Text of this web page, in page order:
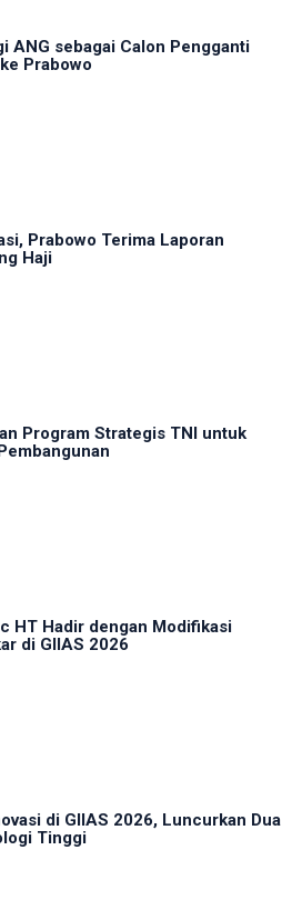
ANG sebagai Calon Pengganti
Prabowo
Prabowo Terima Laporan
Haji
Program Strategis TNI untuk
HT Hadir dengan Modifikasi
di GIIAS 2026
di GIIAS 2026, Luncurkan Dua
Tinggi